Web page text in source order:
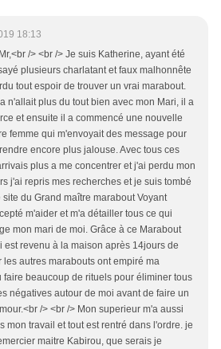
18:13
/> <br /> Je suis Katherine, ayant été
plusieurs charlatant et faux malhonnête
tout espoir de trouver un vrai marabout.
n'allait plus du tout bien avec mon Mari, il a
et ensuite il a commencé une nouvelle
femme qui m'envoyait des message pour
encore plus jalouse. Avec tous ces
plus a me concentrer et j'ai perdu mon
j'ai repris mes recherches et je suis tombé
du Grand maître marabout Voyant
m'aider et m'a détailler tous ce qui
mon mari de moi. Grâce à ce Marabout
est revenu à la maison après 14jours de
les autres marabouts ont empiré ma
faire beaucoup de rituels pour éliminer tous
négatives autour de moi avant de faire un
/> <br /> Mon superieur m'a aussi
mon travail et tout est rentré dans l'ordre. je
maitre Kabirou, que serais je